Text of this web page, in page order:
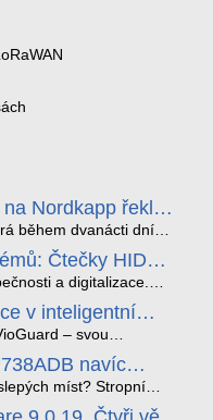
Nordkapp řekla
během dvanácti dní
jsme vzali na trasu z
Laponsko až na
až −13 °C a mimo
čára na mapě, ale
Čtečky HID
a digitalizace.
a vysoce univerzální
v inteligentní
– svou
poháněný
(AI), je navržen
pro vymáhání
navíc
PC. míst? Stropní
skládá obraz ze dvou